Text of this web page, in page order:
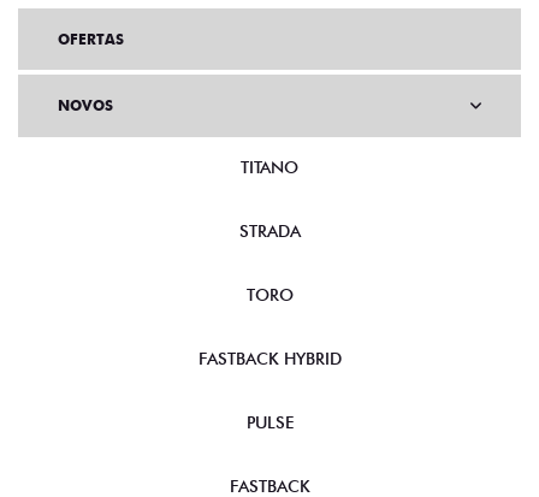
OFERTAS
NOVOS
TITANO
STRADA
TORO
FASTBACK HYBRID
PULSE
FASTBACK